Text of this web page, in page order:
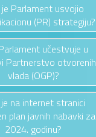
je Parlament usvojio
(PR) strategiju?
učestvuje u
Partnerstvo otvorenih
vlada (OGP)?
na internet stranici
plan javnih nabavki za
2024. godinu?